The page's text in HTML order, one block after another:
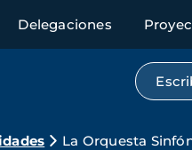
Delegaciones
La Orquesta